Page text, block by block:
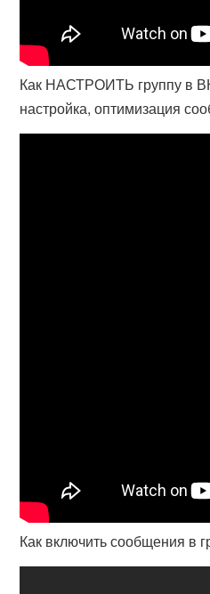
Как НАСТРОИТЬ группу в
настройка, оптимизация
Как включить сообщения в